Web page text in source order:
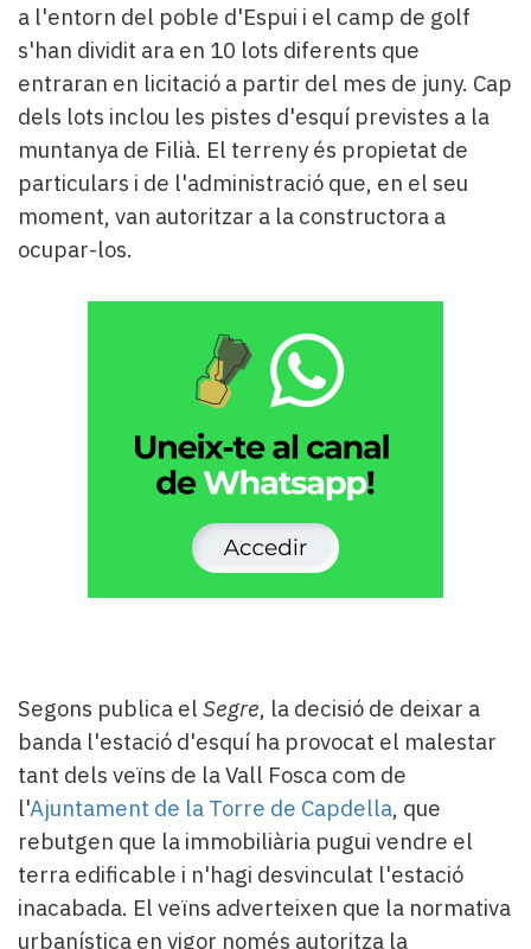
a l'entorn del poble d'Espui i el camp de golf
s'han dividit ara en 10 lots diferents que
entraran en licitació a partir del mes de juny. Cap
dels lots inclou les pistes d'esquí previstes a la
muntanya de Filià. El terreny és propietat de
particulars i de l'administració que, en el seu
moment, van autoritzar a la constructora a
ocupar-los.
Segons publica el Segre, la decisió de deixar a
banda l'estació d'esquí ha provocat el malestar
tant dels veïns de la Vall Fosca com de
l'Ajuntament de la Torre de Capdella, que
rebutgen que la immobiliària pugui vendre el
terra edificable i n'hagi desvinculat l'estació
inacabada. El veïns adverteixen que la normativa
urbanística en vigor només autoritza la